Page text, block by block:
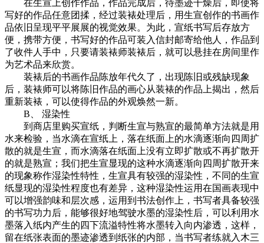
在生宣上创作作品，作品完成后，待墨迹干燥后，即使将
写好的作品任意团揉，经过装裱处理后，用生宣创作的书画作
品依旧呈现平平展展的视觉效果。为此，宣纸书写后存放方
便，携带方便，书写好的作品可装入信封邮寄给他人，作品到
了收件人手中，只要请装裱师装裱后，就可以悬挂在房间里作
为艺术品来欣赏。
装裱后的书画作品陈放年代久了，出现陈旧或残缺现象
后，装裱师可以将陈旧作品的画心从装裱的作品上揭出，然后
重新装裱，可以使得作品的外观焕然一新。
B、 湿染性
到商店里购买宣纸，判断生宣与熟宣的最简单方法就是用
水来检验，当水滴在宣纸上，落在纸面上的水滴逐渐向四周扩
散的就是生宣，而水滴落在纸面上没有立即扩散或不再扩散开
的就是熟宣；我们把生宣显现的这种水滴逐渐向四周扩散开来
的现象称作湿染性特性，生宣具有较强的湿染性，不同的生宣
纸显现的湿染性程度也有差异，这种湿染性运用在国画表现中
可以增强韵味和层次感，运用到书法创作上，书写者具备较强
的书写功力后，能够很好地驾驶水墨的湿染性后，可以利用水
墨落入纸内产生的四下流溢特性将水墨转入向内渗透，这样，
留在纸张表面的墨迹渗透到纸张的内部，当书写者练就入木三